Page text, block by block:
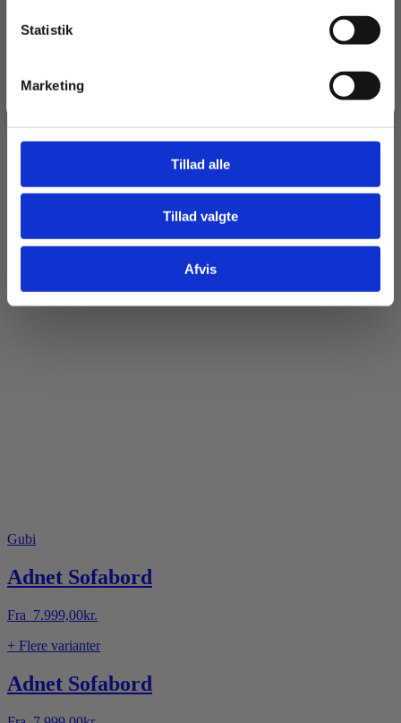
Statistik
Marketing
Tillad alle
Tillad valgte
Afvis
Gubi
Adnet Sofabord
Fra 7.999,00kr.
+ Flere varianter
Adnet Sofabord